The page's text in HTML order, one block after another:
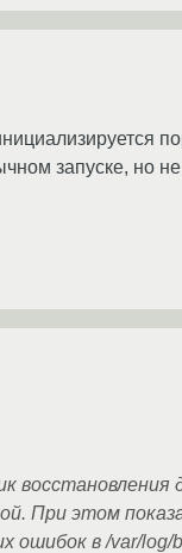
запуске, но
восстановления
При этом
ошибок в /var/log/